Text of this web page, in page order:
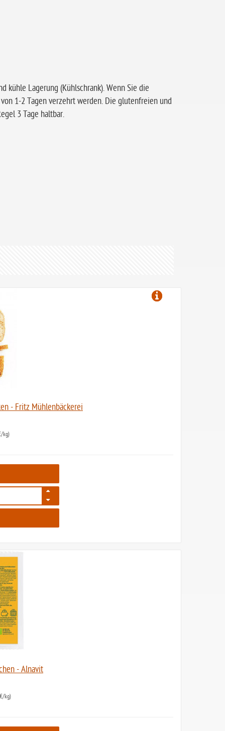
kühle Lagerung (Kühlschrank). Wenn Sie die
1-2 Tagen verzehrt werden. Die glutenfreien und
3 Tage haltbar.
- Fritz Mühlenbäckerei
kg)
596
- Alnavit
kg)